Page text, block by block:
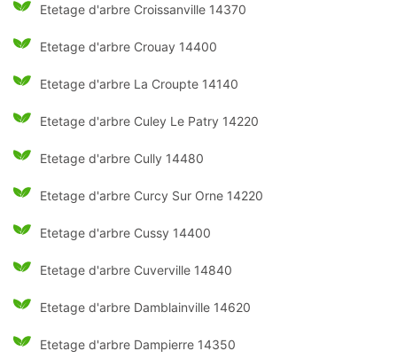
Etetage d'arbre Croissanville 14370
Etetage d'arbre Crouay 14400
Etetage d'arbre La Croupte 14140
Etetage d'arbre Culey Le Patry 14220
Etetage d'arbre Cully 14480
Etetage d'arbre Curcy Sur Orne 14220
Etetage d'arbre Cussy 14400
Etetage d'arbre Cuverville 14840
Etetage d'arbre Damblainville 14620
Etetage d'arbre Dampierre 14350